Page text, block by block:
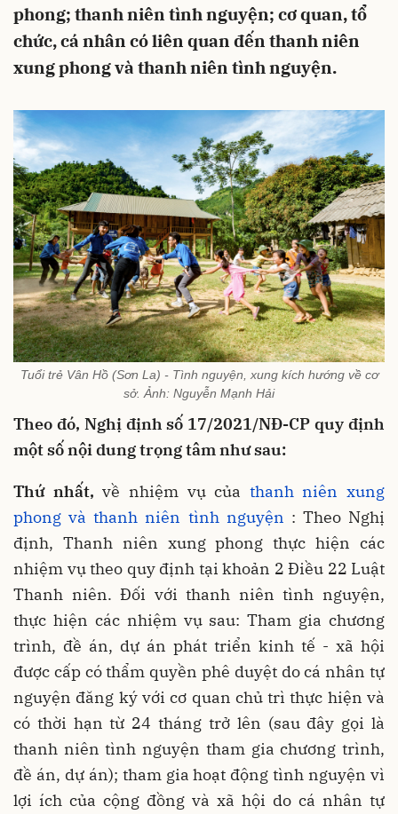
phong; thanh niên tình nguyện; cơ quan, tổ
chức, cá nhân có liên quan đến thanh niên
xung phong và thanh niên tình nguyện.
Tuổi trẻ Vân Hồ (Sơn La) - Tình nguyện, xung kích hướng về cơ
sở. Ảnh: Nguyễn Mạnh Hải
Theo đó, Nghị định số 17/2021/NĐ-CP quy định
một số nội dung trọng tâm như sau:
Thứ nhất,về nhiệm vụ của thanh niên xung
phong và thanh niên tình nguyện : Theo Nghị
định, Thanh niên xung phong thực hiện các
nhiệm vụ theo quy định tại khoản 2 Điều 22 Luật
Thanh niên. Đối với thanh niên tình nguyện,
thực hiện các nhiệm vụ sau: Tham gia chương
trình, đề án, dự án phát triển kinh tế - xã hội
được cấp có thẩm quyền phê duyệt do cá nhân tự
nguyện đăng ký với cơ quan chủ trì thực hiện và
có thời hạn từ 24 tháng trở lên (sau đây gọi là
thanh niên tình nguyện tham gia chương trình,
đề án, dự án); tham gia hoạt động tình nguyện vì
lợi ích của cộng đồng và xã hội do cá nhân tự